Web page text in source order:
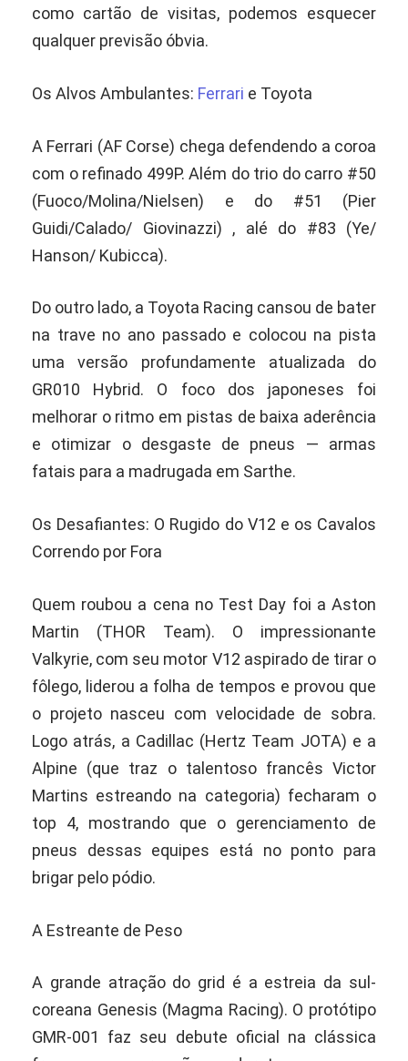
como cartão de visitas, podemos esquecer
qualquer previsão óbvia.
Os Alvos Ambulantes: Ferrari e Toyota
A Ferrari (AF Corse) chega defendendo a coroa
com o refinado 499P. Além do trio do carro #50
(Fuoco/Molina/Nielsen) e do #51 (Pier
Guidi/Calado/ Giovinazzi) , alé do #83 (Ye/
Hanson/ Kubicca).
Do outro lado, a Toyota Racing cansou de bater
na trave no ano passado e colocou na pista
uma versão profundamente atualizada do
GR010 Hybrid. O foco dos japoneses foi
melhorar o ritmo em pistas de baixa aderência
e otimizar o desgaste de pneus — armas
fatais para a madrugada em Sarthe.
Os Desafiantes: O Rugido do V12 e os Cavalos
Correndo por Fora
Quem roubou a cena no Test Day foi a Aston
Martin (THOR Team). O impressionante
Valkyrie, com seu motor V12 aspirado de tirar o
fôlego, liderou a folha de tempos e provou que
o projeto nasceu com velocidade de sobra.
Logo atrás, a Cadillac (Hertz Team JOTA) e a
Alpine (que traz o talentoso francês Victor
Martins estreando na categoria) fecharam o
top 4, mostrando que o gerenciamento de
pneus dessas equipes está no ponto para
brigar pelo pódio.
A Estreante de Peso
A grande atração do grid é a estreia da sul-
coreana Genesis (Magma Racing). O protótipo
GMR-001 faz seu debute oficial na clássica